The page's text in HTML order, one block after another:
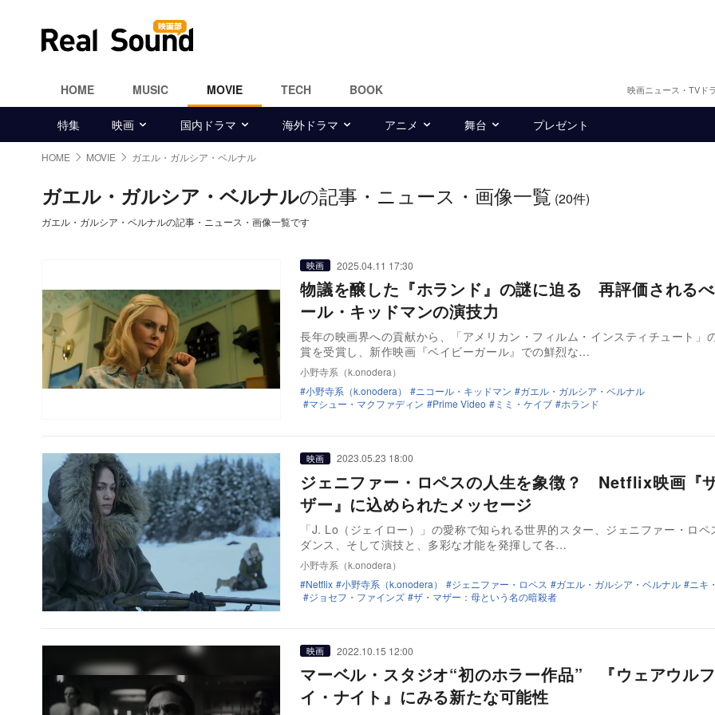
HOME MUSIC MOVIE TECH BOOK 映画ニュース・TVド
特集 映画 国内ドラマ 海外ドラマ アニメ 舞台 プレゼント
HOME MOVIE ガエル・ガルシア・ベルナル
ガエル・ガルシア・ベルナルの記事・ニュース・画像一覧 (20件)
ガエル・ガルシア・ベルナルの記事・ニュース・画像一覧です
映画 2025.04.11 17:30
物議を醸した『ホランド』の謎に迫る 再評価される
ール・キッドマンの演技力
長年の映画界への貢献から、「アメリカン・フィルム・インスティチュート」
賞を受賞し、新作映画『ベイビーガール』での鮮烈な…
小野寺系（k.onodera）
小野寺系（k.onodera）
ニコール・キッドマン
ガエル・ガルシア・ベルナル
マシュー・マクファディン
Prime Video ミミ・ケイブ ホランド
映画 2023.05.23 18:00
ジェニファー・ロペスの人生を象徴？ Netflix映画『
ザー』に込められたメッセージ
「J. Lo（ジェイロー）」の愛称で知られる世界的スター、ジェニファー・ロペ
ダンス、そして演技と、多彩な才能を発揮して各…
小野寺系（k.onodera）
Netflix
小野寺系（k.onodera） ジェニファー・ロペス ガエル・ガルシア・ベルナル
ニキ
ジョセフ・ファインズ
ザ・マザー：母という名の暗殺者
映画 2022.10.15 12:00
マーベル・スタジオ“初のホラー作品” 『ウェアウル
イ・ナイト』にみる新たな可能性